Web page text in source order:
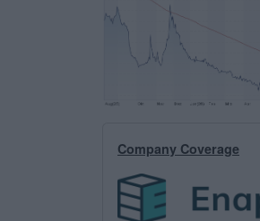
Company Coverage